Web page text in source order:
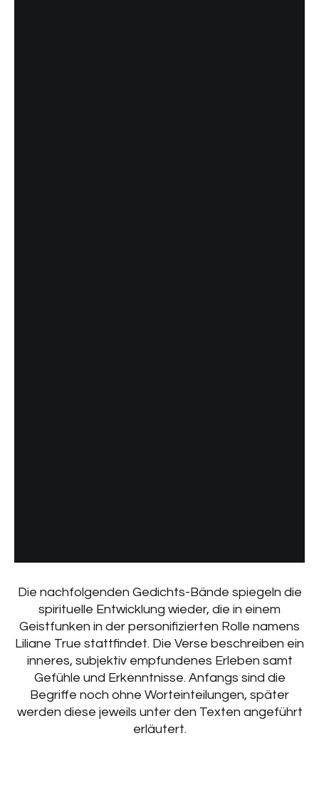
Die nachfolgenden Gedichts-Bände spiegeln die
spirituelle Entwicklung wieder, die in einem
Geistfunken in der personifizierten Rolle namens
Liliane True stattfindet. Die Verse beschreiben ein
inneres, subjektiv empfundenes Erleben samt
Gefühle und Erkenntnisse. Anfangs sind die
Begriffe noch ohne Worteinteilungen, später
werden diese jeweils unter den Texten angeführt
erläutert.